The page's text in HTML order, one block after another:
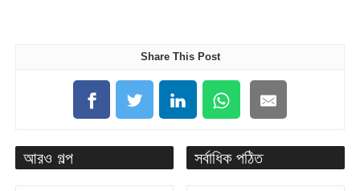
Share This Post
আরও গল্প সর্বাধিক পঠিত